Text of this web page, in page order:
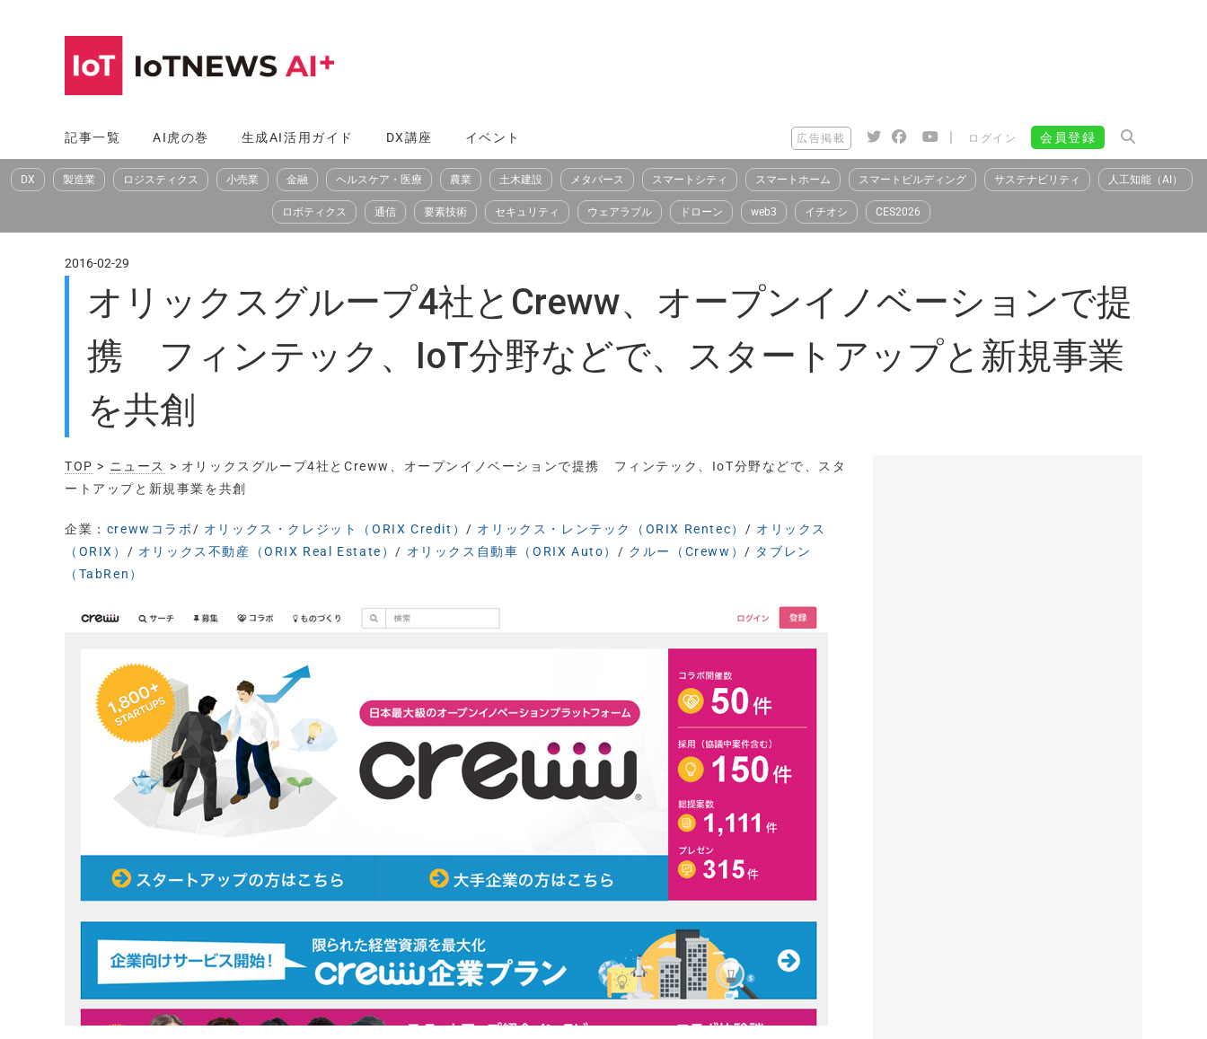
へ
ス
記事一覧 AI虎の巻 生成AI活用ガイド DX講座 イベント 広告掲載 | ログイン 会員登録
DX 製造業 ロジスティクス 小売業 金融 ヘルスケア・医療 農業 土木建設 メタバース スマートシティ スマートホーム スマートビルディング サステナビリティ 人工知能（AI）
ロボティクス 通信 要素技術 セキュリティ ウェアラブル ドローン web3 イチオシ CES2026
2016-02-29
オリックスグループ4社とCreww、オープンイノベーションで提
携 フィンテック、IoT分野などで、スタートアップと新規事業
を共創
TOP > ニュース
> オリックスグループ4社とCreww、オープンイノベーションで提携 フィンテック、IoT分野などで、スタ
ートアップと新規事業を共創
企業： crewwコラボ / オリックス・クレジット（ORIX Credit） / オリックス・レンテック（ORIX Rentec） / オリックス
（ORIX） / オリックス不動産（ORIX Real Estate） / オリックス自動車（ORIX Auto） / クルー（Creww） / タブレン
（TabRen）